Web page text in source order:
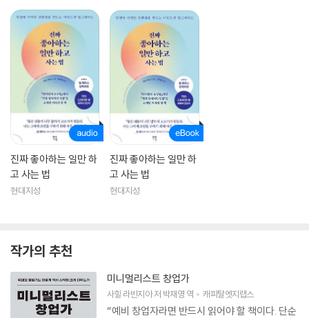
진짜 좋아하는 일만 하
고 사는 법
현대지성
진짜 좋아하는 일만 하
고 사는 법
현대지성
작가의 추천
미니멀리스트 창업가
사힐 라빈지아저 박재영 역 캐피탈엣지랩스
“예비 창업자라면 반드시 읽어야 할 책이다. 단순